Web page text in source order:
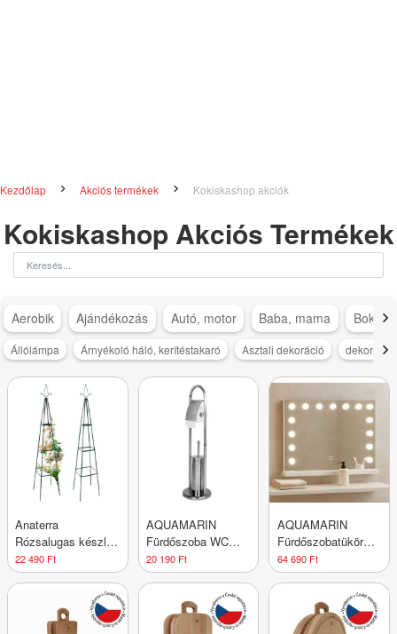
Kezdőlap Akciós termékek Kokiskashop akciók
Kokiskashop Akciós Termékek
Aerobik Ajándékozás Autó, motor Baba, mama
Állólámpa Árnyékoló háló, kerítéstakaró Asztali dekoráció dekoráció
Anaterra
Rózsalugas készlet
2 db 18 mm
22 490 Ft
AQUAMARIN
Fürdőszoba WC
szett 81 x 22 x 22
cm ezüst
20 190 Ft
AQUAMARIN
Fürdőszobatükör
Hollywood LED 58 x
43 cm
64 690 Ft